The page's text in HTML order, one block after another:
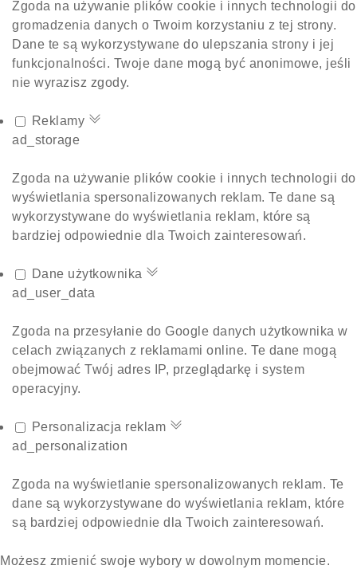
Zgoda na używanie plików cookie i innych technologii do
gromadzenia danych o Twoim korzystaniu z tej strony.
Dane te są wykorzystywane do ulepszania strony i jej
funkcjonalności. Twoje dane mogą być anonimowe, jeśli
nie wyrazisz zgody.
Reklamy
ad_storage
Zgoda na używanie plików cookie i innych technologii do
wyświetlania spersonalizowanych reklam. Te dane są
wykorzystywane do wyświetlania reklam, które są
bardziej odpowiednie dla Twoich zainteresowań.
Dane użytkownika
ad_user_data
Zgoda na przesyłanie do Google danych użytkownika w
celach związanych z reklamami online. Te dane mogą
obejmować Twój adres IP, przeglądarkę i system
operacyjny.
Personalizacja reklam
ad_personalization
Zgoda na wyświetlanie spersonalizowanych reklam. Te
dane są wykorzystywane do wyświetlania reklam, które
są bardziej odpowiednie dla Twoich zainteresowań.
Możesz zmienić swoje wybory w dowolnym momencie.